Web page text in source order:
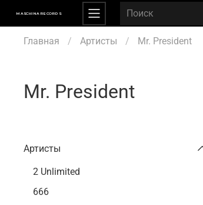
MASCHINA RECORDS
Главная
Артисты Mr. President
Mr. President
Артисты
2 Unlimited
666